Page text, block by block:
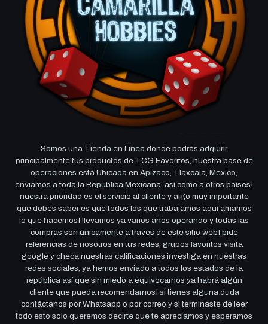
Somos una Tienda en Linea donde podrás adquirir
principalmente tus productos de TCG Favoritos, nuestra base de
operaciones está Ubicada en Apizaco, Tlaxcala, Mexico,
enviamos a toda la República Mexicana, así como a otros países!
nuestra prioridad es el servicio al cliente y algo muy importante
que debes saber es que todos los que trabajamos aquí amamos
lo que hacemos! llevamos ya varios años operando y todas las
compras son únicamente a través de este sitio web! pide
referencias de nosotros en tus redes, grupos favoritos visita
google y checa nuestras calificaciones investiga en nuestras
redes sociales, ya hemos enviado a todos los estados de la
república así que sin miedo a equivocarnos ya habrá algún
cliente que pueda recomendarnos! si tienes alguna duda
contáctanos por Whatsapp o por correo y si terminaste de leer
todo esto solo queremos decirte que te apreciamos y esperamos